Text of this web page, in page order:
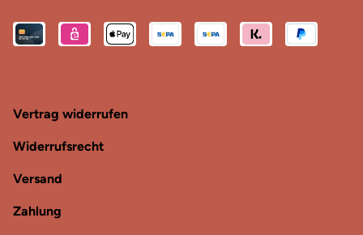
Vertrag widerrufen
Widerrufsrecht
Versand
Zahlung